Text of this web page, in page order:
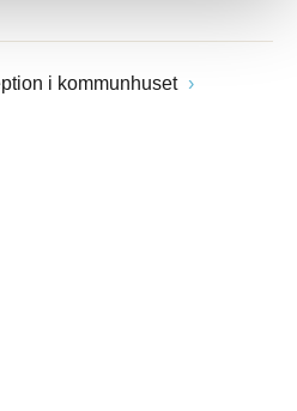
i kommunhuset